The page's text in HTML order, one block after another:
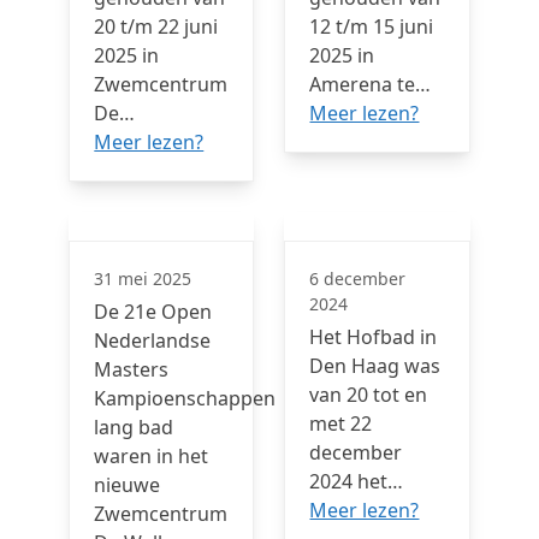
20 t/m 22 juni
2025 in
Zwemcentrum
De…
Meer lezen?
12 t/m 15 juni
2025 in
Amerena te…
Meer lezen?
31 mei 2025
De 21e Open
Nederlandse
Masters
Kampioenschappen
lang bad
waren in het
nieuwe
Zwemcentrum
6 december
2024
Het Hofbad in
Den Haag was
van 20 tot en
met 22
december
2024 het…
Meer lezen?